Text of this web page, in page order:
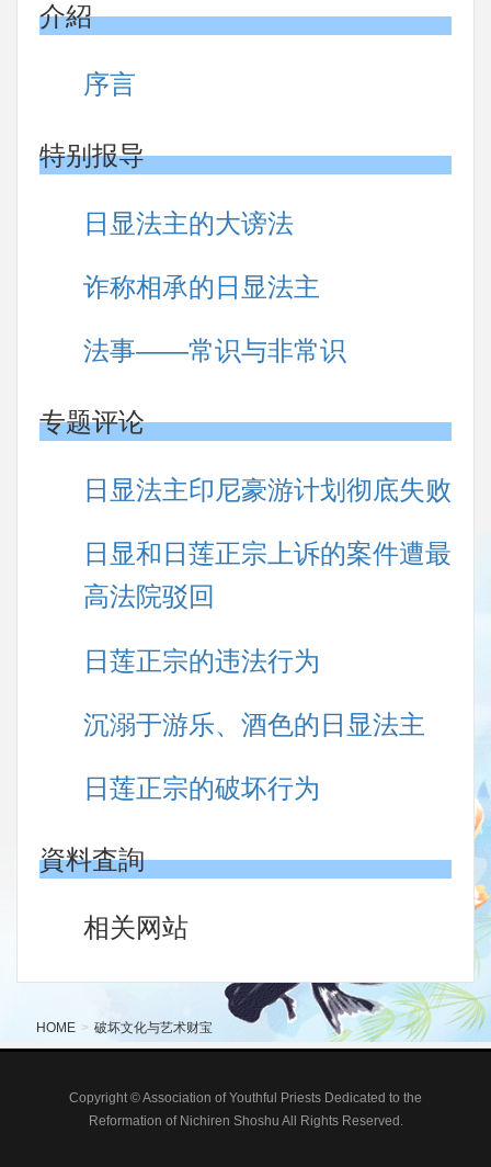
介紹
序言
特别报导
日显法主的大谤法
诈称相承的日显法主
法事――常识与非常识
专题评论
日显法主印尼豪游计划彻底失败
日显和日莲正宗上诉的案件遭最
高法院驳回
日莲正宗的违法行为
沉溺于游乐、酒色的日显法主
日莲正宗的破坏行为
資料査詢
相关网站
HOME 破坏文化与艺术财宝
Copyright © Association of Youthful Priests Dedicated to the
Reformation of Nichiren Shoshu All Rights Reserved.